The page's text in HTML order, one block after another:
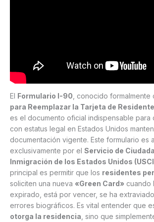
El Formulario I-90 , conocido formalmente
para Reemplazar la Tarjeta de
es el documento oficial indispensable para
con estatus legal en Estados Unidos
documentación vigente. Este formulario es
exclusivamente por el Servicio de
Inmigración de los Estados Unidos
principal es permitir que los residentes
soliciten una nueva «Green Card» cuando
expirado, está por vencer, se ha
errores biográficos. Es vital entender que
otorga la residencia , sino que